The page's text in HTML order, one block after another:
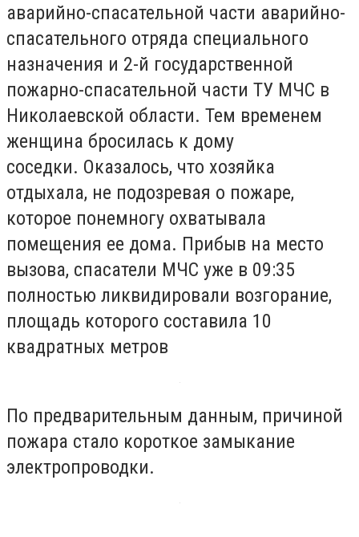
аварийно-спасательной части аварийно-
спасательного отряда специального
назначения и 2-й государственной
пожарно-спасательной части ТУ МЧС в
Николаевской области. Тем временем
женщина бросилась к дому
соседки. Оказалось, что хозяйка
отдыхала, не подозревая о пожаре,
которое понемногу охватывала
помещения ее дома. Прибыв на место
вызова, спасатели МЧС уже в 09:35
полностью ликвидировали возгорание,
площадь которого составила 10
квадратных метров
По предварительным данным, причиной
пожара стало короткое замыкание
электропроводки.